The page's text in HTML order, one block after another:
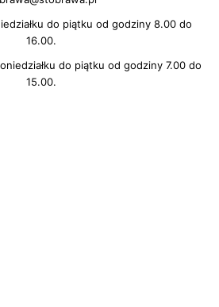
do piątku od godziny 8.00 do
16.00.
do piątku od godziny 7.00 do
15.00.